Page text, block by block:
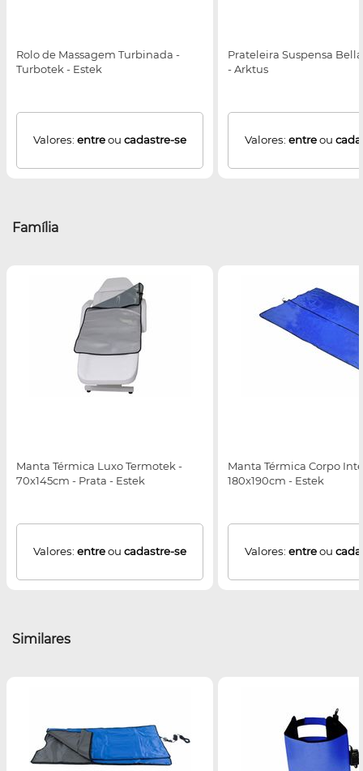
Rolo de Massagem Turbinada -
Turbotek - Estek
Valores: entreou cadastre-se
Prateleira Suspensa
- Arktus
Valores: entreou
Família
Manta Térmica Luxo Termotek -
70x145cm - Prata - Estek
Valores: entreou cadastre-se
Manta Térmica Corpo
180x190cm - Estek
Valores: entreou
Similares